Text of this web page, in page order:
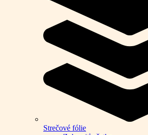
Strečové fólie